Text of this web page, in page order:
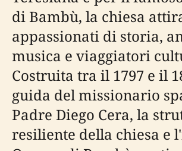
di Bambù, la chiesa
appassionati di storia,
musica e viaggiatori
Costruita tra il 1797 e il
guida del missionario
Padre Diego Cera, la
resiliente della chiesa e